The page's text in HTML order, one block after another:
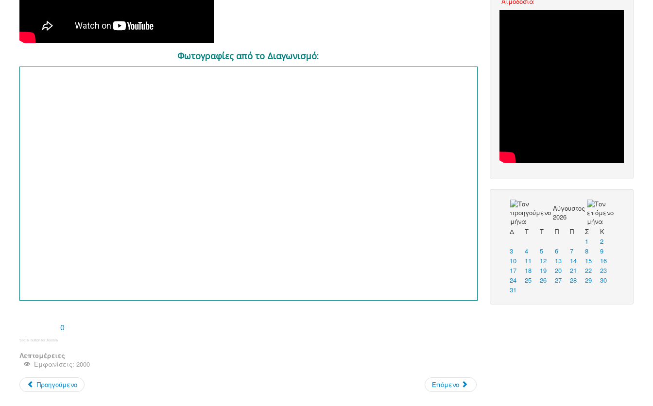
Φωτογραφίες από το Διαγωνισμό:
0
Social button for Joomla
Λεπτομέρειες
Εμφανίσεις: 2000
Προηγούμενο Επόμενο
Αύγουστος
2026
Δ
Τ Τ Π Π Σ
Κ
1
2
3
4 5 6 7 8
9
10
11 12 13 14 15
16
17
18 19 20 21 22
23
24
25 26 27 28 29
30
31